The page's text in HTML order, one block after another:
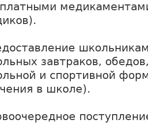
завтраков,
и спортивной
в школе).